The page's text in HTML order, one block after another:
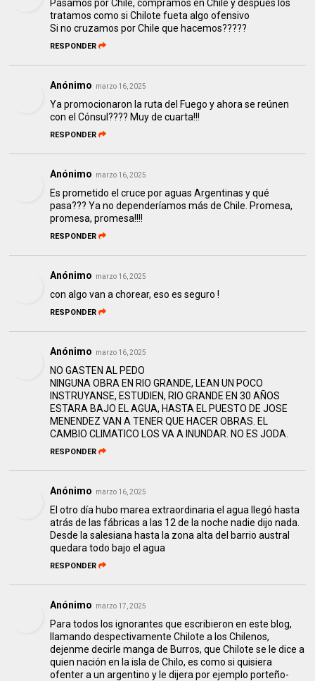
Pasamos por Chile, compramos en Chile y después los
tratamos como si Chilote fueta algo ofensivo
Si no cruzamos por Chile que hacemos?????
RESPONDER
Anónimo marzo 16, 2025
Ya promocionaron la ruta del Fuego y ahora se reúnen
con el Cónsul???? Muy de cuarta!!!
RESPONDER
Anónimo marzo 16, 2025
Es prometido el cruce por aguas Argentinas y qué
pasa??? Ya no dependeríamos más de Chile. Promesa,
promesa, promesa!!!!
RESPONDER
Anónimo marzo 16, 2025
con algo van a chorear, eso es seguro !
RESPONDER
Anónimo marzo 16, 2025
NO GASTEN AL PEDO
NINGUNA OBRA EN RIO GRANDE, LEAN UN POCO
INSTRUYANSE, ESTUDIEN, RIO GRANDE EN 30 AÑOS
ESTARA BAJO EL AGUA, HASTA EL PUESTO DE JOSE
MENENDEZ VAN A TENER QUE HACER OBRAS. EL
CAMBIO CLIMATICO LOS VA A INUNDAR. NO ES JODA.
RESPONDER
Anónimo marzo 16, 2025
El otro día hubo marea extraordinaria el agua llegó hasta
atrás de las fábricas a las 12 de la noche nadie dijo nada.
Desde la salesiana hasta la zona alta del barrio austral
quedara todo bajo el agua
RESPONDER
Anónimo marzo 17, 2025
Para todos los ignorantes que escribieron en este blog,
llamando despectivamente Chilote a los Chilenos,
dejenme decirle manga de Burros, que Chilote se le dice a
quien nación en la isla de Chilo, es como si quisiera
ofenter a un argentino y le dijera por ejemplo porteño-